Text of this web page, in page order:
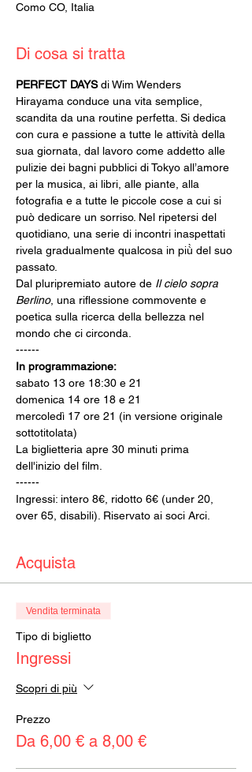
Como CO, Italia
Di cosa si tratta
PERFECT DAYS di Wim Wenders
Hirayama conduce una vita semplice,
scandita da una routine perfetta. Si dedica
con cura e passione a tutte le attività della
sua giornata, dal lavoro come addetto alle
pulizie dei bagni pubblici di Tokyo all’amore
per la musica, ai libri, alle piante, alla
fotografia e a tutte le piccole cose a cui si
può dedicare un sorriso. Nel ripetersi del
quotidiano, una serie di incontri inaspettati
rivela gradualmente qualcosa in più̀ del suo
passato.
Dal pluripremiato autore de Il cielo sopra
Berlino, una riflessione commovente e
poetica sulla ricerca della bellezza nel
mondo che ci circonda.
------
In programmazione:
sabato 13 ore 18:30 e 21
domenica 14 ore 18 e 21
mercoledì 17 ore 21 (in versione originale
sottotitolata)
La biglietteria apre 30 minuti prima
dell'inizio del film.
------
Ingressi: intero 8€, ridotto 6€ (under 20,
over 65, disabili). Riservato ai soci Arci.
Acquista
Vendita terminata
Tipo di biglietto
Ingressi
Scopri di più
Prezzo
Da 6,00 € a 8,00 €